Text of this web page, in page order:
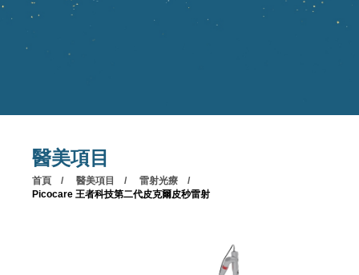
醫美項目
首頁 醫美項目
雷射光療
Picocare 王者科技第二代皮克爾皮秒雷射